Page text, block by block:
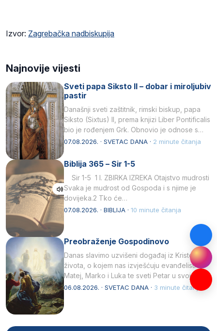
Izvor: Zagrebačka nadbiskupija
Najnovije vijesti
Sveti papa Siksto II – dobar i miroljubiv
pastir
Današnji sveti zaštitnik, rimski biskup, papa
Siksto (Sixtus) II, prema knjizi Liber Pontificalis
bio je rođenjem Grk. Obnovio je odnose s
afričkim…
07.08.2026. · SVETAC DANA · 2 minute čitanja
Biblija 365 – Sir 1-5
Sir 1-5 1 I. ZBIRKA IZREKA Otajstvo mudrosti
Svaka je mudrost od Gospoda i s njime je
dovijeka.2 Tko će…
07.08.2026. · BIBLIJA · 10 minute čitanja
Preobraženje Gospodinovo
Danas slavimo uzvišeni događaj iz Kristova
života, o kojem nas izvješćuju evanđelisti
Matej, Marko i Luka te sveti Petar u svojoj
drugoj…
06.08.2026. · SVETAC DANA · 3 minute čitanja